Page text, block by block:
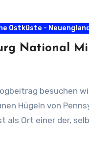
Ostküste -
National
besuchen
Hügeln von
als Ort einer der,